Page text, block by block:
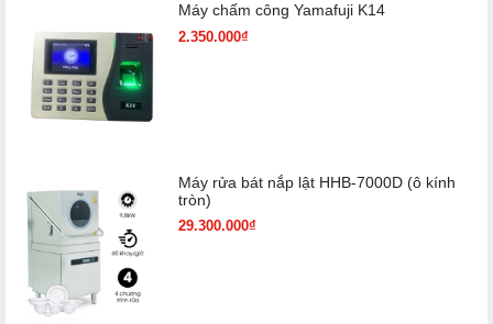
Máy chấm cô​ng Yamafuji K14
2.350.000₫
Máy rửa bát nắp lật HHB-7000D (ô kính
tròn)
29.300.000₫